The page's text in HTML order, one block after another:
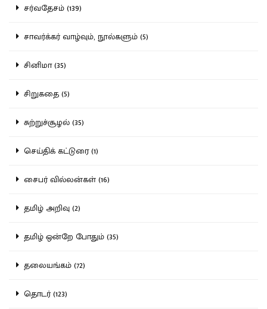
சர்வதேசம் (139)
சாவர்க்கர் வாழ்வும், நூல்களும் (5)
சினிமா (35)
சிறுகதை (5)
சுற்றுச்சூழல் (35)
செய்திக் கட்டுரை (1)
சைபர் வில்லன்கள் (16)
தமிழ் அறிவு (2)
தமிழ் ஒன்றே போதும் (35)
தலையங்கம் (72)
தொடர் (123)